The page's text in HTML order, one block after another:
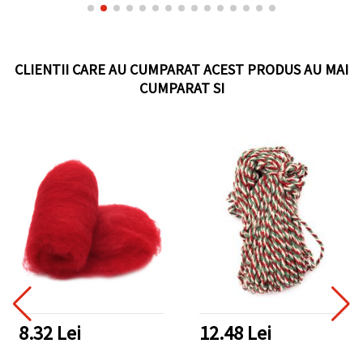
CLIENTII CARE AU CUMPARAT ACEST PRODUS AU MAI
CUMPARAT SI
8.32 Lei 12.48 Lei